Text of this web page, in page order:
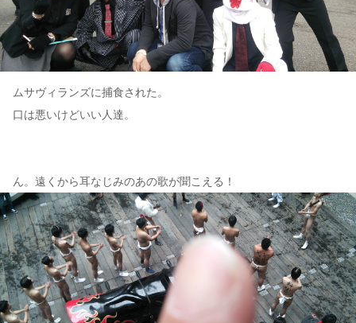
ムサヴィランズに捕食された。
口は悪いけどいい人達。
ん。遠くから耳なじみのあの歌が聞こえる！